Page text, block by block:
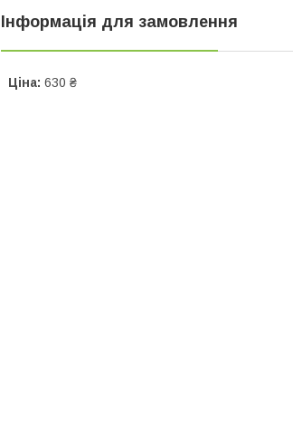
Інформація для замовлення
Ціна: 630 ₴